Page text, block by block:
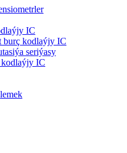
IC
burç kodlaýjy IC
seriýasy
IC